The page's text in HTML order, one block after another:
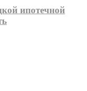
ипотечной